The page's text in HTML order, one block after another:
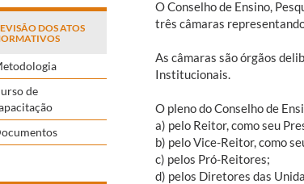
DOS ATOS
de
O Conselho de Ensino,
três câmaras representando
As câmaras são órgãos
Institucionais.
O pleno do Conselho de
a) pelo Reitor, como seu
b) pelo Vice-Reitor, como
c) pelos Pró-Reitores;
d) pelos Diretores das